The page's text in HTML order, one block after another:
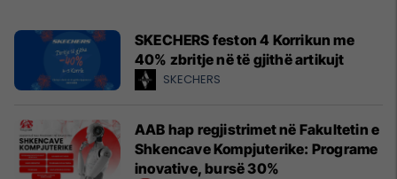
SKECHERS feston 4 Korrikun me
40% zbritje në të gjithë artikujt
SKECHERS
AAB hap regjistrimet në Fakultetin e
Shkencave Kompjuterike: Programe
inovative, bursë 30%